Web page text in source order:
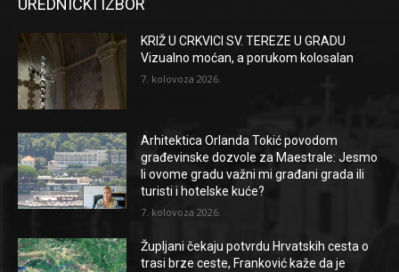
UREDNIČKI IZBOR
KRIŽ U CRKVICI SV. TEREZE U GRADU
Vizualno moćan, a porukom kolosalan
7. kolovoza 2026.
Arhitektica Orlanda Tokić povodom
građevinske dozvole za Maestrale: Jesmo
li ovome gradu važni mi građani grada ili
turisti i hotelske kuće?
7. kolovoza 2026.
Župljani čekaju potvrdu Hrvatskih cesta o
trasi brze ceste, Franković kaže da je